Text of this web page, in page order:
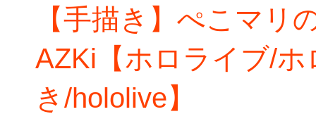
【手描き】ぺこマリ
AZKi【ホロライブ/
き/hololive】